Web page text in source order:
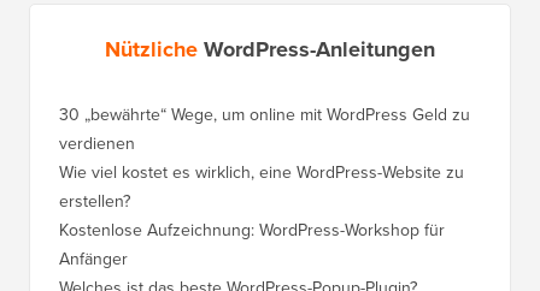
NützlicheWordPress-Anleitungen
30 „bewährte“ Wege, um online mit WordPress Geld zu
verdienen
Wie viel kostet es wirklich, eine WordPress-Website zu
erstellen?
Kostenlose Aufzeichnung: WordPress-Workshop für